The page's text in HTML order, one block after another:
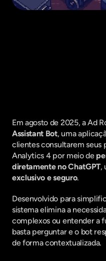
Em agosto de 2025, a Ad
Assistant Bot, uma
clientes consultarem seus
Analytics 4 por meio de
diretamente no ChatGPT,
exclusivo e seguro.
Desenvolvido para
sistema elimina a
complexos ou entender a
basta perguntar e o bot
de forma contextualizada.